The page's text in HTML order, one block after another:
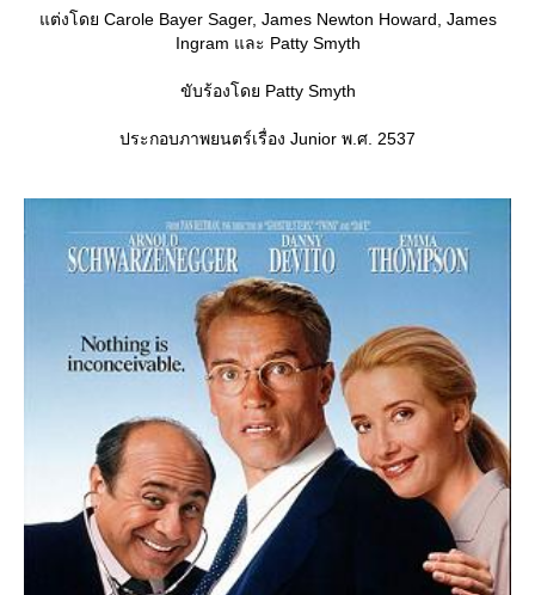
ต่งโดย Carole Bayer Sager, James Newton Howard, James
Ingram และ Patty Smyth
ขับร้องโดย Patty Smyth
ประกอบภาพยนตร์เรื่อง Junior พ.ศ. 2537